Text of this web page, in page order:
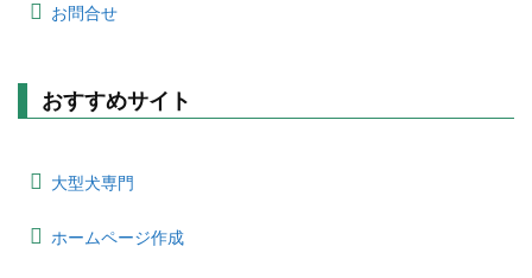
お問合せ
おすすめサイト
大型犬専門
ホームページ作成